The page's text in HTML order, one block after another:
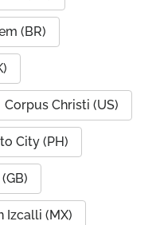
(BR)
Corpus Christi (US)
City (PH)
Izcalli (MX)